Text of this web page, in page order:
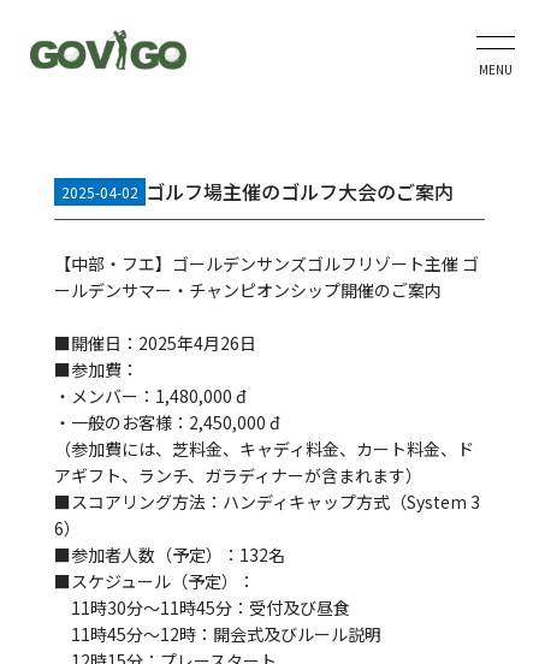
MENU
2025-04-02 ゴルフ場主催のゴルフ大会のご案内
【中部・フエ】ゴールデンサンズゴルフリゾート主催 ゴ
ールデンサマー・チャンピオンシップ開催のご案内
■開催日：2025年4月26日
■参加費：
・メンバー：1,480,000 đ
・一般のお客様：2,450,000 đ
（参加費には、芝料金、キャディ料金、カート料金、ド
アギフト、ランチ、ガラディナーが含まれます）
■スコアリング方法：ハンディキャップ方式（System 3
6）
■参加者人数（予定）：132名
■スケジュール（予定）：
11時30分～11時45分：受付及び昼食
11時45分～12時：開会式及びルール説明